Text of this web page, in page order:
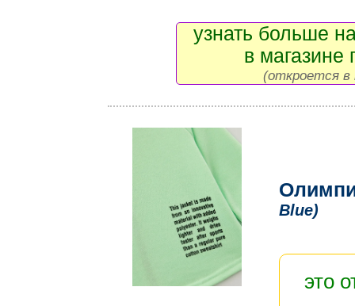
узнать больше
в магазине
(откроется в
Blue)
это